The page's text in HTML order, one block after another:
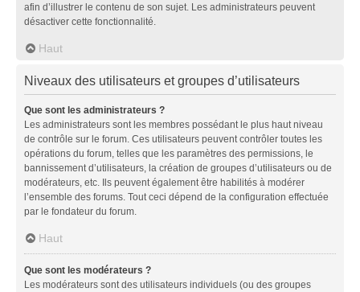
afin d’illustrer le contenu de son sujet. Les administrateurs peuvent
désactiver cette fonctionnalité.
Haut
Niveaux des utilisateurs et groupes d’utilisateurs
Que sont les administrateurs ?
Les administrateurs sont les membres possédant le plus haut niveau
de contrôle sur le forum. Ces utilisateurs peuvent contrôler toutes les
opérations du forum, telles que les paramètres des permissions, le
bannissement d’utilisateurs, la création de groupes d’utilisateurs ou de
modérateurs, etc. Ils peuvent également être habilités à modérer
l’ensemble des forums. Tout ceci dépend de la configuration effectuée
par le fondateur du forum.
Haut
Que sont les modérateurs ?
Les modérateurs sont des utilisateurs individuels (ou des groupes